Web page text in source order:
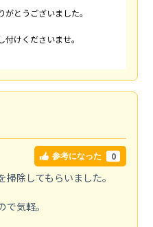
とうございました。
けくださいませ。
参考になった 0
除してもらいました。
気軽。